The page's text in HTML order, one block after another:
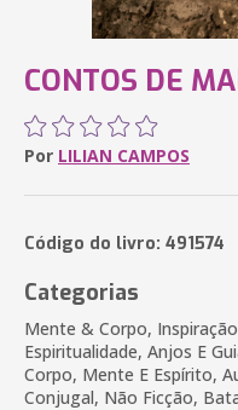
CONTOS DE
Por LILIAN CAMPOS
Código do livro: 491574
Categorias
Mente & Corpo,
Espiritualidade, Anjos E
Corpo, Mente E Espírito,
Conjugal, Não Ficção,